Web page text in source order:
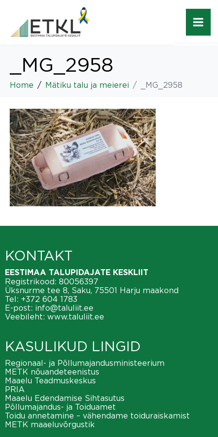
_MG_2958
Home Mätiku talu ja meierei _MG_2958
KONTAKT
EESTIMAA TALUPIDAJATE KESKLIIT
Registrikood: 80056397
Üksnurme tee 8, Saku, 75501 Harju maakond
Tel: +372 604 1783
E-post: info@taluliit.ee
Veebileht: www.taluliit.ee
KASULIKUD LINGID
Regionaal- ja Põllumajandusministeerium
METK nõuandeteenistus
Maaelu Teadmuskeskus
PRIA
Maaelu Edendamise Sihtasutus
Põllumajandus- ja Toiduamet
Toidu annetamine – vähendame toiduraiskamist
METK maaeluvõrgustik